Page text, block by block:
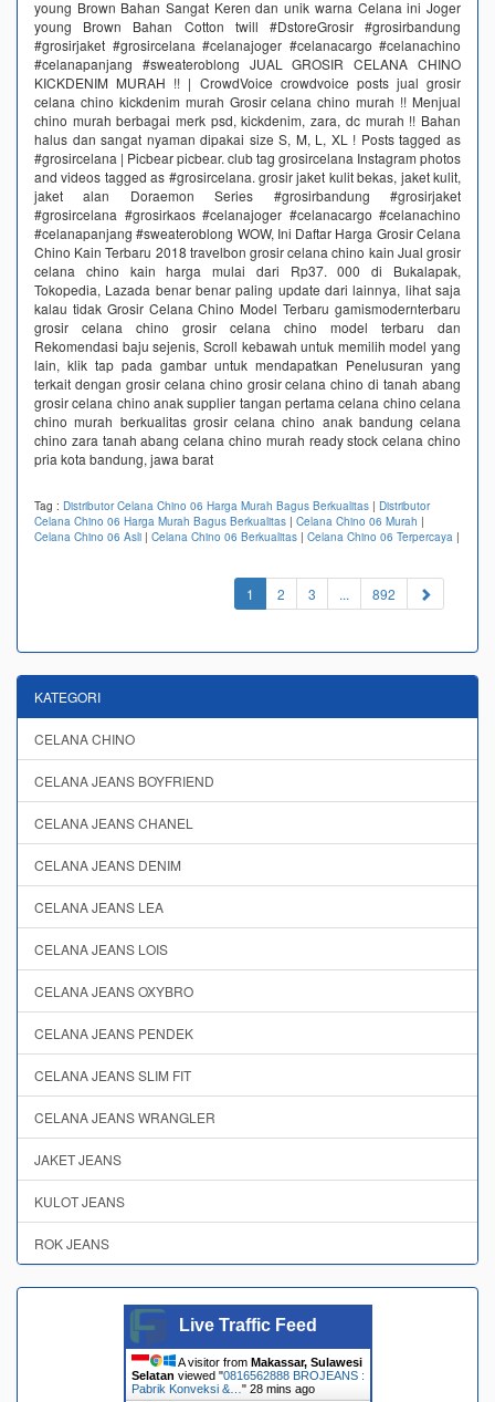
young Brown Bahan Sangat Keren dan unik warna Celana ini Joger
young Brown Bahan Cotton twill #DstoreGrosir #grosirbandung
#grosirjaket #grosircelana #celanajoger #celanacargo #celanachino
#celanapanjang #sweateroblong JUAL GROSIR CELANA CHINO
KICKDENIM MURAH !! | CrowdVoice crowdvoice posts jual grosir
celana chino kickdenim murah Grosir celana chino murah !! Menjual
chino murah berbagai merk psd, kickdenim, zara, dc murah !! Bahan
halus dan sangat nyaman dipakai size S, M, L, XL ! Posts tagged as
#grosircelana | Picbear picbear. club tag grosircelana Instagram photos
and videos tagged as #grosircelana. grosir jaket kulit bekas, jaket kulit,
jaket alan Doraemon Series #grosirbandung #grosirjaket
#grosircelana #grosirkaos #celanajoger #celanacargo #celanachino
#celanapanjang #sweateroblong WOW, Ini Daftar Harga Grosir Celana
Chino Kain Terbaru 2018 travelbon grosir celana chino kain Jual grosir
celana chino kain harga mulai dari Rp37. 000 di Bukalapak,
Tokopedia, Lazada benar benar paling update dari lainnya, lihat saja
kalau tidak Grosir Celana Chino Model Terbaru gamismodernterbaru
grosir celana chino grosir celana chino model terbaru dan
Rekomendasi baju sejenis, Scroll kebawah untuk memilih model yang
lain, klik tap pada gambar untuk mendapatkan Penelusuran yang
terkait dengan grosir celana chino grosir celana chino di tanah abang
grosir celana chino anak supplier tangan pertama celana chino celana
chino murah berkualitas grosir celana chino anak bandung celana
chino zara tanah abang celana chino murah ready stock celana chino
pria kota bandung, jawa barat
Tag : Distributor Celana Chino 06 Harga Murah Bagus Berkualitas | Distributor
Celana Chino 06 Harga Murah Bagus Berkualitas | Celana Chino 06 Murah |
Celana Chino 06 Asli | Celana Chino 06 Berkualitas | Celana Chino 06 Terpercaya |
1 (current)
2 3 ... 892
KATEGORI
CELANA CHINO
CELANA JEANS BOYFRIEND
CELANA JEANS CHANEL
CELANA JEANS DENIM
CELANA JEANS LEA
CELANA JEANS LOIS
CELANA JEANS OXYBRO
CELANA JEANS PENDEK
CELANA JEANS SLIM FIT
CELANA JEANS WRANGLER
JAKET JEANS
KULOT JEANS
ROK JEANS
Live Traffic Feed
A visitor from Makassar, Sulawesi
Selatan viewed "0816562888 BROJEANS :
Pabrik Konveksi &… " 28 mins ago